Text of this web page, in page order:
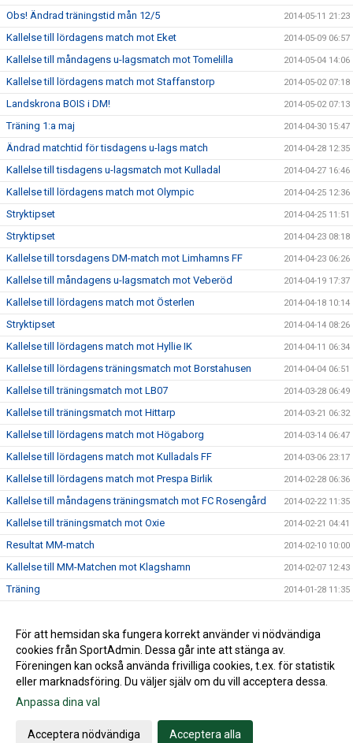
Obs! Ändrad träningstid mån 12/5 2014-05-11 21:23
Kallelse till lördagens match mot Eket 2014-05-09 06:57
Kallelse till måndagens u-lagsmatch mot Tomelilla 2014-05-04 14:06
Kallelse till lördagens match mot Staffanstorp 2014-05-02 07:18
Landskrona BOIS i DM! 2014-05-02 07:13
Träning 1:a maj 2014-04-30 15:47
Ändrad matchtid för tisdagens u-lags match 2014-04-28 12:35
Kallelse till tisdagens u-lagsmatch mot Kulladal 2014-04-27 16:46
Kallelse till lördagens match mot Olympic 2014-04-25 12:36
Stryktipset 2014-04-25 11:51
Stryktipset 2014-04-23 08:18
Kallelse till torsdagens DM-match mot Limhamns FF 2014-04-23 06:26
Kallelse till måndagens u-lagsmatch mot Veberöd 2014-04-19 17:37
Kallelse till lördagens match mot Österlen 2014-04-18 10:14
Stryktipset 2014-04-14 08:26
Kallelse till lördagens match mot Hyllie IK 2014-04-11 06:34
Kallelse till lördagens träningsmatch mot Borstahusen 2014-04-04 06:51
Kallelse till träningsmatch mot LB07 2014-03-28 06:49
Kallelse till träningsmatch mot Hittarp 2014-03-21 06:32
Kallelse till lördagens match mot Högaborg 2014-03-14 06:47
Kallelse till lördagens match mot Kulladals FF 2014-03-06 23:17
Kallelse till lördagens match mot Prespa Birlik 2014-02-28 06:36
Kallelse till måndagens träningsmatch mot FC Rosengård 2014-02-22 11:35
Kallelse till träningsmatch mot Oxie 2014-02-21 04:41
Resultat MM-match 2014-02-10 10:00
Kallelse till MM-Matchen mot Klagshamn 2014-02-07 12:43
Träning 2014-01-28 11:35
Lördagsträningen är inställd 2014-01-17 20:19
2014-01-14 14:02
Gå till Webbversion
För att hemsidan ska fungera korrekt använder vi nödvändiga
cookies från SportAdmin. Dessa går inte att stänga av.
Föreningen kan också använda frivilliga cookies, t.ex. för statistik
eller marknadsföring. Du väljer själv om du vill acceptera dessa.
Anpassa dina val
Acceptera nödvändiga Acceptera alla